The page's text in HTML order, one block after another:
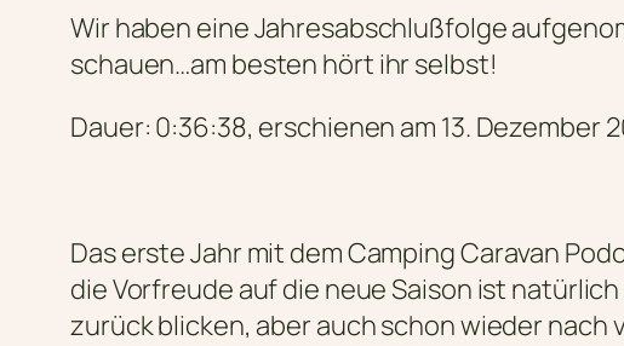
Wir haben eine Jahresabschlußfolge
schauen…am besten hört ihr selbst!
Dauer: 0:36:38, erschienen am 13. Dezember
Das erste Jahr mit dem Camping Caravan
die Vorfreude auf die neue Saison ist
zurück blicken, aber auch schon wieder